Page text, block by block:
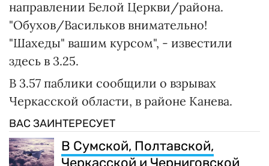
направлении Белой Церкви/района.
"Обухов/Васильков внимательно!
"Шахеды" вашим курсом", - известили
здесь в 3.25.
В 3.57 паблики сообщили о взрывах
Черкасской области, в районе Канева.
ВАС ЗАИНТЕРЕСУЕТ
В Сумской, Полтавской,